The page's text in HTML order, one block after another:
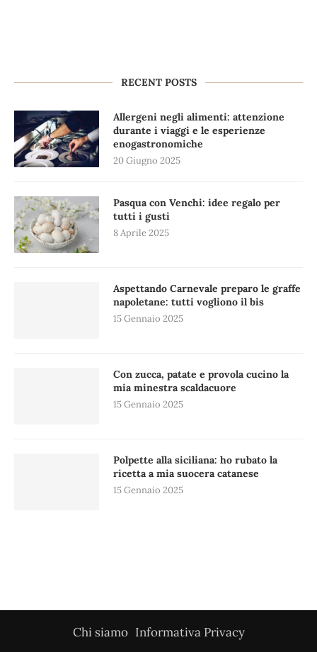
RECENT POSTS
Allergeni negli alimenti: attenzione
durante i viaggi e le esperienze
enogastronomiche
20 Giugno 2025
Pasqua con Venchi: idee regalo per
tutti i gusti
8 Aprile 2025
Aspettando Carnevale preparo le graffe
napoletane: tutti vogliono il bis
15 Gennaio 2025
Con zucca, patate e provola cucino la
mia minestra scaldacuore
15 Gennaio 2025
Polpette alla siciliana: ho rubato la
ricetta a mia suocera catanese
15 Gennaio 2025
Chi siamo Informativa Privacy